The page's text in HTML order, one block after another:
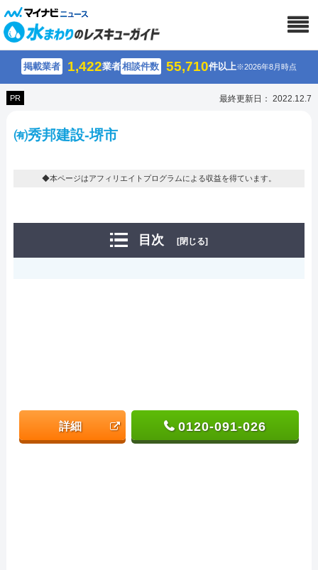
掲載業者 1,422業者相談件数 55,710件以上※2026年8月時点
PR 最終更新日： 2022.12.7
㈲秀邦建設-堺市
◆本ページはアフィリエイトプログラムによる収益を得ています。
目次 [閉じる]
詳細 0120-091-026